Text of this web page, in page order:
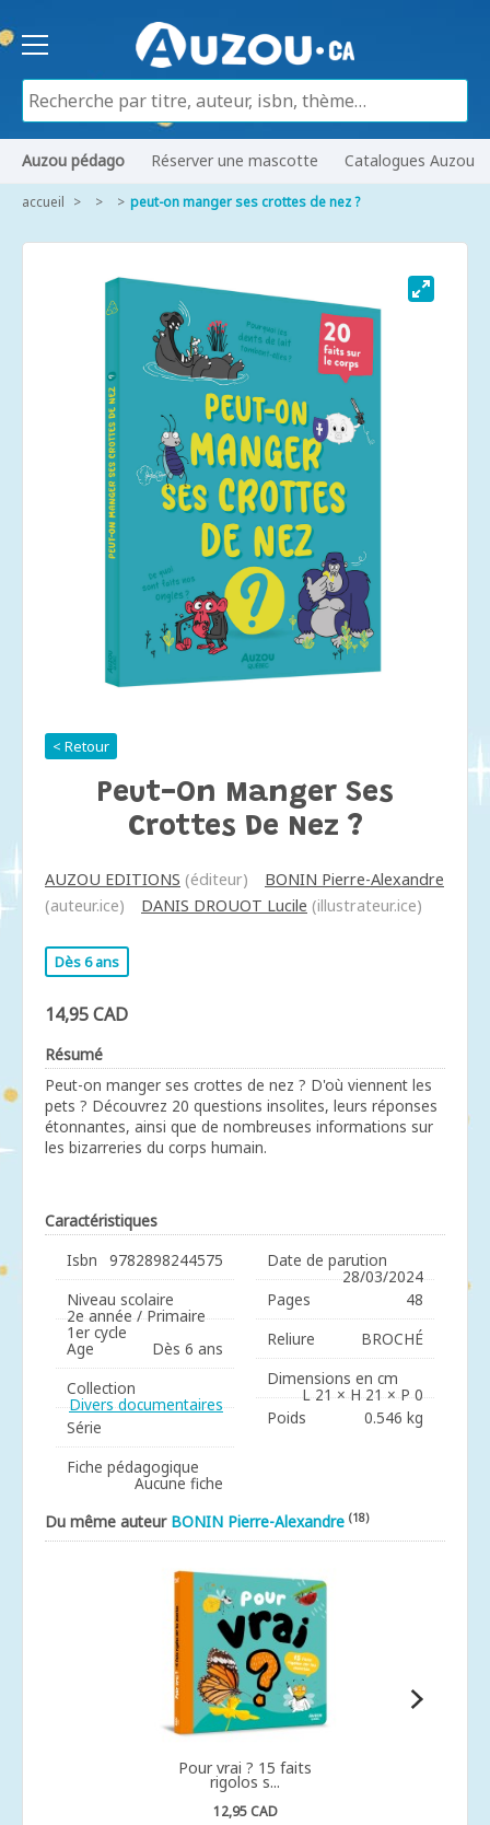
Auzou pédago Réserver une mascotte Catalogues Auzou
accueil peut-on manger ses crottes de nez ?
< Retour
Peut-On Manger Ses
Crottes De Nez ?
AUZOU EDITIONS (éditeur)
BONIN Pierre-Alexandre
(auteur.ice)
DANIS DROUOT Lucile (illustrateur.ice)
Dès 6 ans
14,95 CAD
Résumé
Peut-on manger ses crottes de nez ? D'où viennent les
pets ? Découvrez 20 questions insolites, leurs réponses
étonnantes, ainsi que de nombreuses informations sur
les bizarreries du corps humain.
Caractéristiques
Isbn
9782898244575
Niveau scolaire
2e année / Primaire
1er cycle
Age
Dès 6 ans
Collection
Divers documentaires
Série
Fiche pédagogique
Aucune fiche
Date de parution
28/03/2024
Pages
48
Reliure
BROCHÉ
Dimensions en cm
L 21 × H 21 × P 0
Poids
0.546 kg
Du même auteur BONIN Pierre-Alexandre (18)
Pour vrai ? 15 faits
rigolos s...
12,95 CAD